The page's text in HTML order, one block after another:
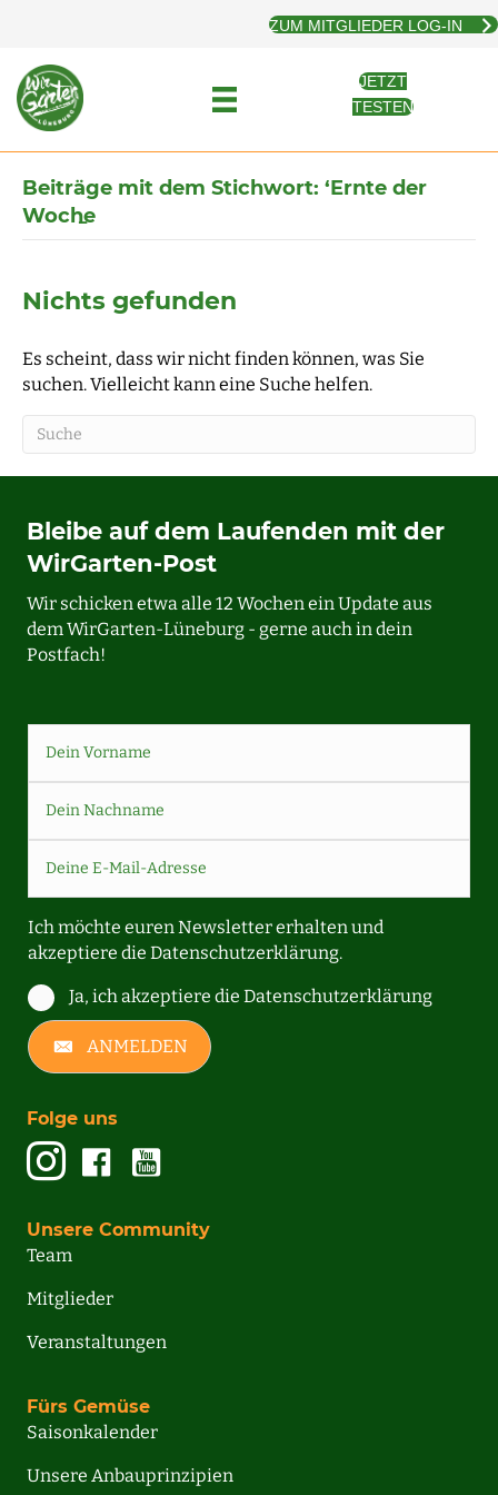
ZUM MITGLIEDER LOG-IN
JETZT
TESTEN
Beiträge mit dem Stichwort: ‘Ernte der
Woche̵
Nichts gefunden
Es scheint, dass wir nicht finden können, was Sie
suchen. Vielleicht kann eine Suche helfen.
Bleibe auf dem Laufenden mit der
WirGarten-Post
Wir schicken etwa alle 12 Wochen ein Update aus
dem WirGarten-Lüneburg - gerne auch in dein
Postfach!
Ich möchte euren Newsletter erhalten und
akzeptiere die Datenschutzerklärung.
Ja, ich akzeptiere die Datenschutzerklärung
ANMELDEN
Folge uns
Unsere Community
Team
Mitglieder
Veranstaltungen
Fürs Gemüse
Saisonkalender
Unsere Anbauprinzipien